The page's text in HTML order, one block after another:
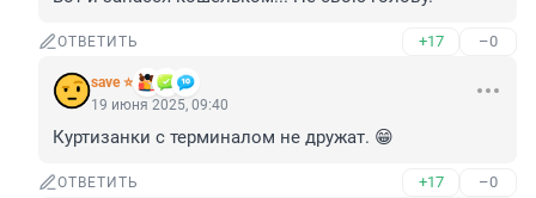
ОТВЕТИТЬ +17 –0
save ⭐
19 июня 2025, 09:40
Куртизанки с терминалом не дружат. 😁
ОТВЕТИТЬ +17 –0